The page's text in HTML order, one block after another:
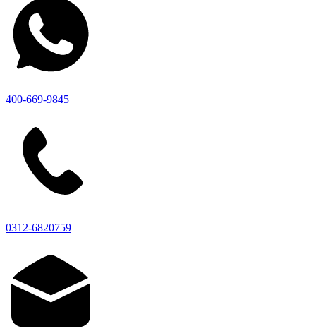
400-669-9845
0312-6820759